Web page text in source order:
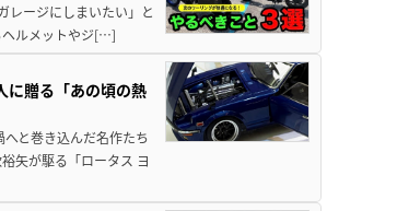
レージにしまいたい」と
ヘルメットやジ[…]
に贈る「あの頃の熱
と巻き込んだ名作たち
矢が駆る「ロータス ヨ